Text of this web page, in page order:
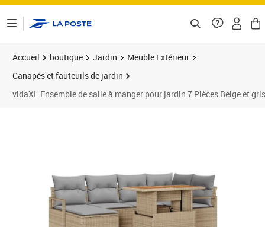
Accueil boutique Jardin
Meuble Extérieur
Canapés et fauteuils de jardin
vidaXL Ensemble de salle à manger pour jardin 7 Pièces Beige et gris